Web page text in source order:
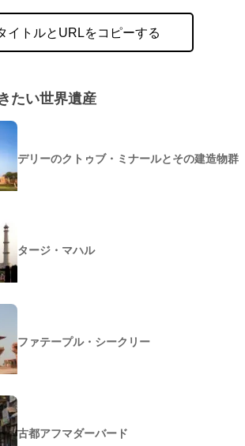
イトルとURLをコピーする
たい世界遺産
デリーのクトゥブ・ミナールとその建造物群
タージ・マハル
ファテープル・シークリー
古都アフマダーバード